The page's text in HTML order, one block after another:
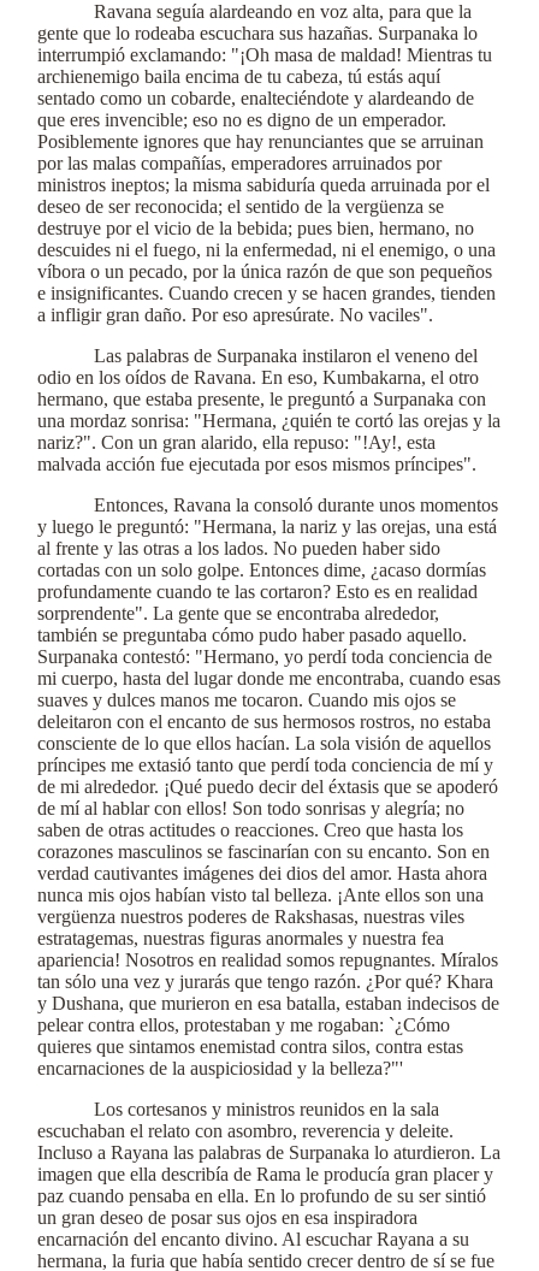
Ravana seguía alardeando en voz alta, para que la
gente que lo rodeaba escuchara sus hazañas. Surpanaka lo
interrumpió exclamando: "¡Oh masa de maldad! Mientras tu
archienemigo baila encima de tu cabeza, tú estás aquí
sentado como un cobarde, enalteciéndote y alardeando de
que eres invencible; eso no es digno de un emperador.
Posiblemente ignores que hay renunciantes que se arruinan
por las malas compañías, emperadores arruinados por
ministros ineptos; la misma sabiduría queda arruinada por el
deseo de ser reconocida; el sentido de la vergüenza se
destruye por el vicio de la bebida; pues bien, hermano, no
descuides ni el fuego, ni la enfermedad, ni el enemigo, o una
víbora o un pecado, por la única razón de que son pequeños
e insignificantes. Cuando crecen y se hacen grandes, tienden
a infligir gran daño. Por eso apresúrate. No vaciles".
Las palabras de Surpanaka instilaron el veneno del
odio en los oídos de Ravana. En eso, Kumbakarna, el otro
hermano, que estaba presente, le preguntó a Surpanaka con
una mordaz sonrisa: "Hermana, ¿quién te cortó las orejas y la
nariz?". Con un gran alarido, ella repuso: "!Ay!, esta
malvada acción fue ejecutada por esos mismos príncipes".
Entonces, Ravana la consoló durante unos momentos
y luego le preguntó: "Hermana, la nariz y las orejas, una está
al frente y las otras a los lados. No pueden haber sido
cortadas con un solo golpe. Entonces dime, ¿acaso dormías
profundamente cuando te las cortaron? Esto es en realidad
sorprendente". La gente que se encontraba alrededor,
también se preguntaba cómo pudo haber pasado aquello.
Surpanaka contestó: "Hermano, yo perdí toda conciencia de
mi cuerpo, hasta del lugar donde me encontraba, cuando esas
suaves y dulces manos me tocaron. Cuando mis ojos se
deleitaron con el encanto de sus hermosos rostros, no estaba
consciente de lo que ellos hacían. La sola visión de aquellos
príncipes me extasió tanto que perdí toda conciencia de mí y
de mi alrededor. ¡Qué puedo decir del éxtasis que se apoderó
de mí al hablar con ellos! Son todo sonrisas y alegría; no
saben de otras actitudes o reacciones. Creo que hasta los
corazones masculinos se fascinarían con su encanto. Son en
verdad cautivantes imágenes dei dios del amor. Hasta ahora
nunca mis ojos habían visto tal belleza. ¡Ante ellos son una
vergüenza nuestros poderes de Rakshasas, nuestras viles
estratagemas, nuestras figuras anormales y nuestra fea
apariencia! Nosotros en realidad somos repugnantes. Míralos
tan sólo una vez y jurarás que tengo razón. ¿Por qué? Khara
y Dushana, que murieron en esa batalla, estaban indecisos de
pelear contra ellos, protestaban y me rogaban: `¿Cómo
quieres que sintamos enemistad contra silos, contra estas
encarnaciones de la auspiciosidad y la belleza?"'
Los cortesanos y ministros reunidos en la sala
escuchaban el relato con asombro, reverencia y deleite.
Incluso a Rayana las palabras de Surpanaka lo aturdieron. La
imagen que ella describía de Rama le producía gran placer y
paz cuando pensaba en ella. En lo profundo de su ser sintió
un gran deseo de posar sus ojos en esa inspiradora
encarnación del encanto divino. Al escuchar Rayana a su
hermana, la furia que había sentido crecer dentro de sí se fue